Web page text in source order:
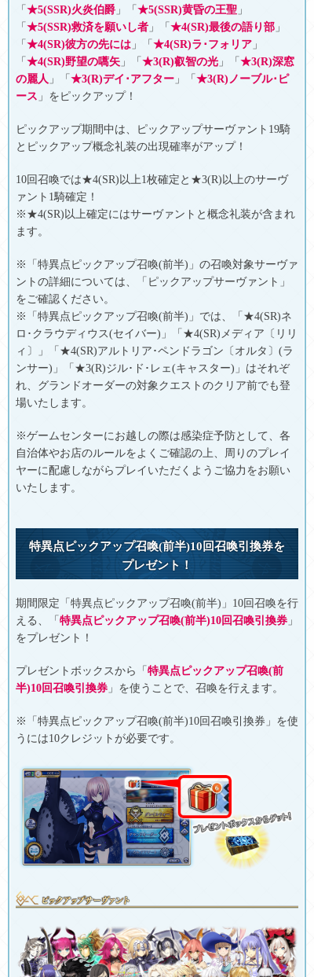
「 ★5(SSR)火炎伯爵 」「 ★5(SSR)黄昏の王聖 」
「 ★5(SSR)救済を願いし者 」「 ★4(SR)最後の語り部 」
「 ★4(SR)彼方の先には 」「 ★4(SR)ラ･フォリア 」
「 ★4(SR)野望の嚆矢 」「 ★3(R)叡智の光 」「 ★3(R)深窓
の麗人 」「 ★3(R)デイ･アフター 」「 ★3(R)ノーブル･ピ
ース 」をピックアップ！
ピックアップ期間中は、ピックアップサーヴァント19騎
とピックアップ概念礼装の出現確率がアップ！
10回召喚では★4(SR)以上1枚確定と★3(R)以上のサーヴ
ァント1騎確定！
※★4(SR)以上確定にはサーヴァントと概念礼装が含まれ
ます。
※「特異点ピックアップ召喚(前半)」の召喚対象サーヴァ
ントの詳細については、「ピックアップサーヴァント」
をご確認ください。
※「特異点ピックアップ召喚(前半)」では、「★4(SR)ネ
ロ･クラウディウス(セイバー)」「★4(SR)メディア〔リリ
ィ〕」「★4(SR)アルトリア･ペンドラゴン〔オルタ〕(ラ
ンサー)」「★3(R)ジル･ド･レェ(キャスター)」はそれぞ
れ、グランドオーダーの対象クエストのクリア前でも登
場いたします。
※ゲームセンターにお越しの際は感染症予防として、各
自治体やお店のルールをよくご確認の上、周りのプレイ
ヤーに配慮しながらプレイいただくようご協力をお願い
いたします。
特異点ピックアップ召喚(前半)10回召喚引換券を
プレゼント！
期間限定「特異点ピックアップ召喚(前半)」10回召喚を行
える、「 特異点ピックアップ召喚(前半)10回召喚引換券 」
をプレゼント！
プレゼントボックスから「 特異点ピックアップ召喚(前
半)10回召喚引換券 」を使うことで、召喚を行えます。
※「特異点ピックアップ召喚(前半)10回召喚引換券」を使
うには10クレジットが必要です。